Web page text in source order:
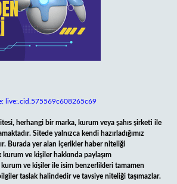
live:.cid.575569c608265c69
herhangi bir marka, kurum veya şahıs şirketi ile
Sitede yalnızca kendi hazırladığımız
Burada yer alan içerikler haber niteliği
ve kişiler hakkında paylaşım
kurum ve kişiler ile isim benzerlikleri tamamen
taslak halindedir ve tavsiye niteliği taşımazlar.